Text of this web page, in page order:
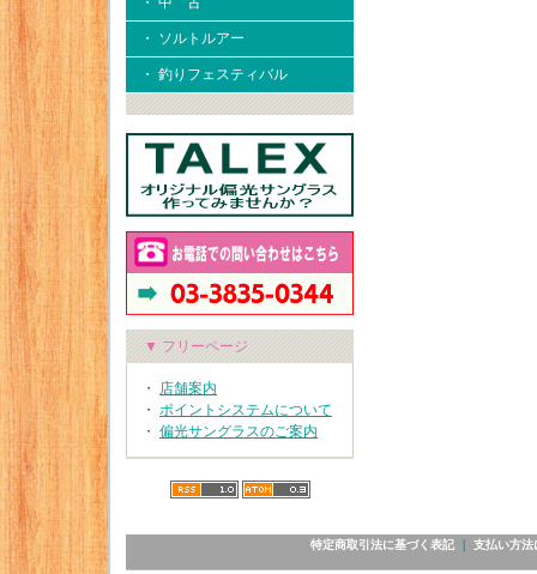
・ ソルトルアー
・ 釣りフェスティバル
▼ フリーページ
・ 店舗案内
・ ポイントシステムについて
・ 偏光サングラスのご案内
特定商取引法に基づく表記｜ 支払い方法